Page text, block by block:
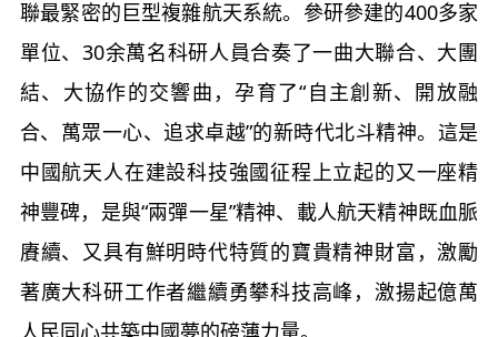
聯最緊密的巨型複雜航天系統。參研參建的400多家
單位、30余萬名科研人員合奏了一曲大聯合、大團
結、大協作的交響曲，孕育了“自主創新、開放融
合、萬眾一心、追求卓越”的新時代北斗精神。這是
中國航天人在建設科技強國征程上立起的又一座精
神豐碑，是與“兩彈一星”精神、載人航天精神既血脈
賡續、又具有鮮明時代特質的寶貴精神財富，激勵
著廣大科研工作者繼續勇攀科技高峰，激揚起億萬
人民同心共築中國夢的磅薄力量。